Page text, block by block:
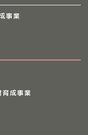
事業
成事業
ママ集まれ！